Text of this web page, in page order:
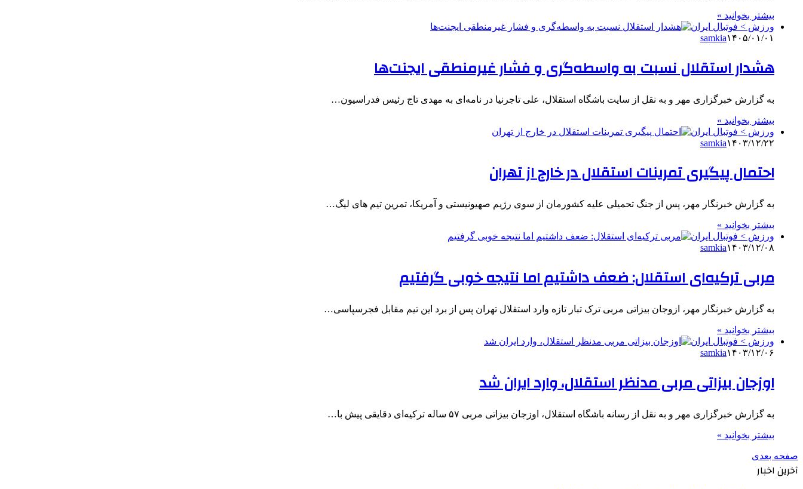
بیشتر بخوانید »
ورزش > فوتبال ایران
samkia۱۴۰۵/۰۱/۰۱
هشدار استقلال نسبت به واسطه‌گری و فشار غیرمنطقی ایجنت‌ها
به گزارش خبرگزاری مهر و به نقل از سایت باشگاه استقلال، علی تاجرنیا در نامه‌ای به مهدی تاج رئیس فدراسیون…
بیشتر بخوانید »
ورزش > فوتبال ایران
samkia۱۴۰۳/۱۲/۲۲
احتمال پیگیری تمرینات استقلال در خارج از تهران
به گزارش خبرنگار مهر، پس از جنگ تحمیلی علیه کشورمان از سوی رژیم صهیونیستی و آمریکا، تمرین تیم های لیگ…
بیشتر بخوانید »
ورزش > فوتبال ایران
samkia۱۴۰۳/۱۲/۰۸
مربی ترکیه‌ای استقلال: ضعف داشتیم اما نتیجه خوبی گرفتیم
به گزارش خبرنگار مهر، ازوجان بیزاتی مربی ترک تبار تازه وارد استقلال تهران پس از برد این تیم مقابل فجرسپاسی…
بیشتر بخوانید »
ورزش > فوتبال ایران
samkia۱۴۰۳/۱۲/۰۶
اوزجان بیزاتی مربی مدنظر استقلال، وارد ایران شد
به گزارش خبرگزاری مهر و به نقل از رسانه باشگاه استقلال، اوزجان بیزاتی مربی ۵۷ ساله ترکیه‌ای دقایقی پیش با…
بیشتر بخوانید »
صفحه بعدی
آخرین اخبار